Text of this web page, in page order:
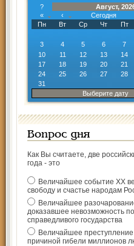
?
Август,
«
‹ Сегодня
Пн
Вт Ср Чт Пт
3
4 5 6 7
10
11 12 13 14
17
18 19 20 21
24
25 26 27 28
31
Выберите дату
Вопрос дня
Как Вы считаете, две
года - это
Величайшее событие ХХ
свободу и счастье народам
Величайшее
доказавшее невозможность
справедливого государства
Величайшее
причиной гибели миллионов